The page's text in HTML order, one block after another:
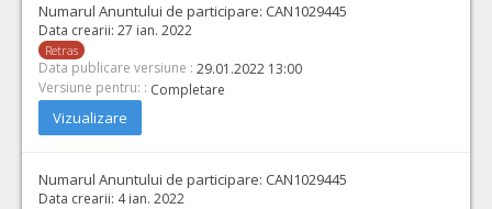
Numarul Anuntului de participare: CAN1029445
Data crearii: 27 ian. 2022
Retras
Data publicare versiune : 29.01.2022 13:00
Versiune pentru: : Completare
Vizualizare
Numarul Anuntului de participare: CAN1029445
Data crearii: 4 ian. 2022